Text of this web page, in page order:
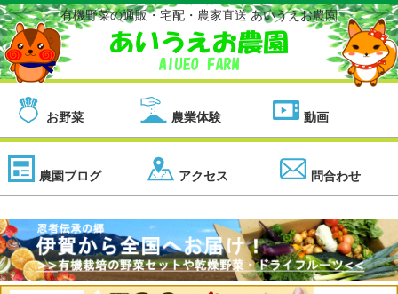
有機野菜の通販・宅配・農家直送 あいうえお農園
お野菜 農業体験 動画
農園ブログ アクセス 問合わせ